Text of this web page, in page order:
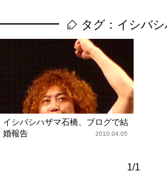
タグ：イシバ
イシバシハザマ石橋、ブログで結
婚報告
2010.04.05
1/1